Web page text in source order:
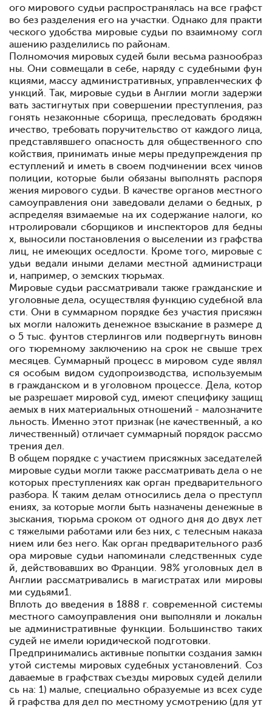
ого мирового судьи распространялась на все графст
во без разделения его на участки. Однако для практи
ческого удобства мировые судьи по взаимному согл
ашению разделились по районам.
Полномочия мировых судей были весьма разнообраз
ны. Они совмещали в себе, наряду с судебными фун
кциями, массу административных, управленческих ф
ункций. Так, мировые судьи в Англии могли задержи
вать застигнутых при совершении преступления, раз
гонять незаконные сборища, преследовать бродяжн
ичество, требовать поручительство от каждого лица,
представлявшего опасность для общественного спо
койствия, принимать иные меры предупреждения пр
еступлений и иметь в своем подчинении всех чинов
полиции, которые были обязаны выполнять распоря
жения мирового судьи. В качестве органов местного
самоуправления они заведовали делами о бедных, р
аспределяя взимаемые на их содержание налоги, ко
нтролировали сборщиков и инспекторов для бедны
х, выносили постановления о выселении из графства
лиц, не имеющих оседлости. Кроме того, мировые с
удьи ведали иными делами местной администраци
и, например, о земских тюрьмах.
Мировые судьи рассматривали также гражданские и
уголовные дела, осуществляя функцию судебной вла
сти. Они в суммарном порядке без участия присяжн
ых могли наложить денежное взыскание в размере д
о 5 тыс. фунтов стерлингов или подвергнуть виновн
ого тюремному заключению на срок не свыше трех
месяцев. Суммарный процесс в мировом суде являл
ся особым видом судопроизводства, используемым
в гражданском и в уголовном процессе. Дела, котор
ые разрешает мировой суд, имеют специфику защищ
аемых в них материальных отношений - малозначите
льность. Именно этот признак (не качественный, а ко
личественный) отличает суммарный порядок рассмо
трения дел.
В общем порядке с участием присяжных заседателей
мировые судьи могли также рассматривать дела о не
которых преступлениях как орган предварительного
разбора. К таким делам относились дела о преступл
ениях, за которые могли быть назначены денежные в
зыскания, тюрьма сроком от одного дня до двух лет
с тяжелыми работами или без них, с телесным наказа
нием или без него. Как орган предварительного разб
ора мировые судьи напоминали следственных суде
й, действовавших во Франции. 98% уголовных дел в
Англии рассматривались в магистратах или мировы
ми судьями1.
Вплоть до введения в 1888 г. современной системы
местного самоуправления они выполняли и локальн
ые административные функции. Большинство таких
судей не имели юридической подготовки.
Предпринимались активные попытки создания замкн
утой системы мировых судебных установлений. Соз
даваемые в графствах съезды мировых судей делили
сь на: 1) малые, специально образуемые из всех суде
й графства для дел по местному усмотрению (для ут